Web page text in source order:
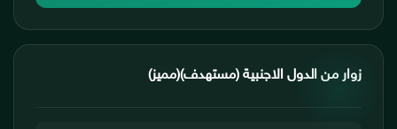
زوار من الدول الاجنبية (مستهدف)(مميز)